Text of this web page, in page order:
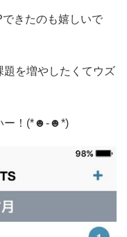
きたのも嬉しいで
を増やしたくてウズ
ー！(*☻-☻*)